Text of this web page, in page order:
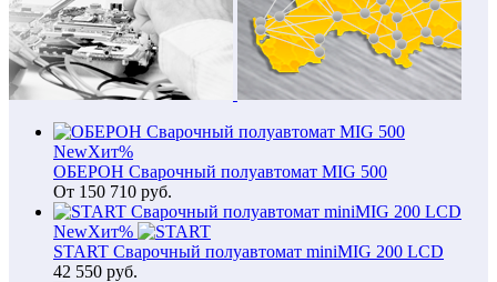
NewХит%
ОБЕРОН Сварочный полуавтомат MIG 500
От 150 710 руб.
NewХит%
START Сварочный полуавтомат miniMIG 200 LCD
42 550 руб.